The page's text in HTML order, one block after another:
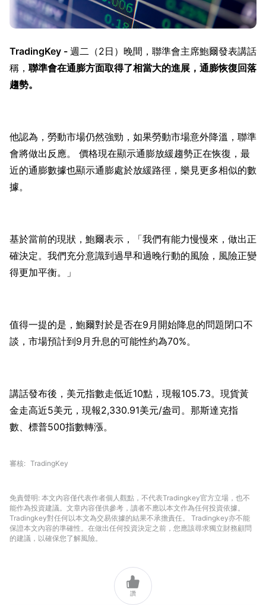
TradingKey - 週二（2日）晚間，聯準會主席鮑爾發表講話
稱， 聯準會在通膨方面取得了相當大的進展，通膨恢復回落
趨勢。
他認為，勞動市場仍然強勁，如果勞動市場意外降溫，聯準
會將做出反應。 價格現在顯示通膨放緩趨勢正在恢復，最
近的通膨數據也顯示通膨處於放緩路徑，樂見更多相似的數
據。
基於當前的現狀，鮑爾表示，「我們有能力慢慢來，做出正
確決定。我們充分意識到過早和過晚行動的風險，風險正變
得更加平衡。」
值得一提的是，鮑爾對於是否在9月開始降息的問題閉口不
談，市場預計到9月升息的可能性約為70%。
講話發布後，美元指數走低近10點，現報105.73。現貨黃
金走高近5美元，現報2,330.91美元/盎司。那斯達克指
數、標普500指數轉漲。
審核 TradingKey
免責聲明: 本文內容僅代表作者個人觀點，不代表Tradingkey官方立場，也不
能作為投資建議。文章內容僅供參考，讀者不應以本文作為任何投資依據。
Tradingkey對任何以本文為交易依據的結果不承擔責任。 Tradingkey亦不能
保證本文內容的準確性。在做出任何投資決定之前，您應該尋求獨立財務顧問
的建議，以確保您了解風險。

讚